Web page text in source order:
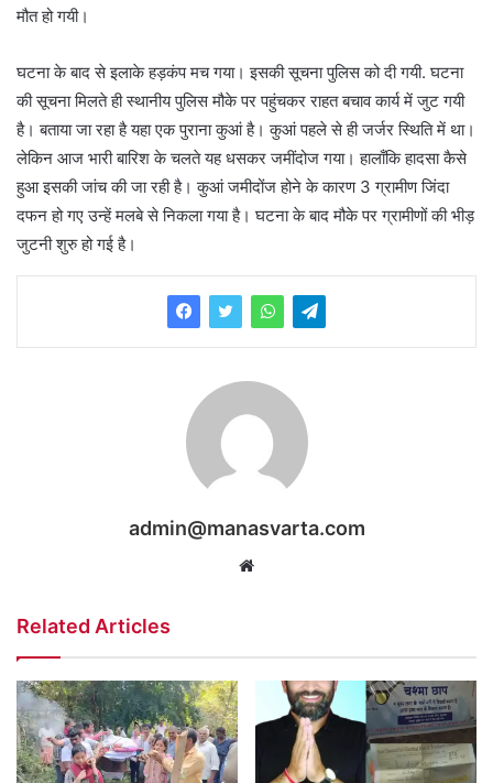
मौत हो गयी।
घटना के बाद से इलाके हड़कंप मच गया। इसकी सूचना पुलिस को दी गयी. घटना
की सूचना मिलते ही स्थानीय पुलिस मौके पर पहुंचकर राहत बचाव कार्य में जुट गयी
है। बताया जा रहा है यहा एक पुराना कुआं है। कुआं पहले से ही जर्जर स्थिति में था।
लेकिन आज भारी बारिश के चलते यह धसकर जमींदोज गया। हालाँकि हादसा कैसे
हुआ इसकी जांच की जा रही है। कुआं जमीदोंज होने के कारण 3 ग्रामीण जिंदा
दफन हो गए उन्हें मलबे से निकला गया है। घटना के बाद मौके पर ग्रामीणों की भीड़
जुटनी शुरु हो गई है।
admin@manasvarta.com
Website
Related Articles